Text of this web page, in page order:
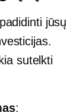
jūsų
sutelkti
: